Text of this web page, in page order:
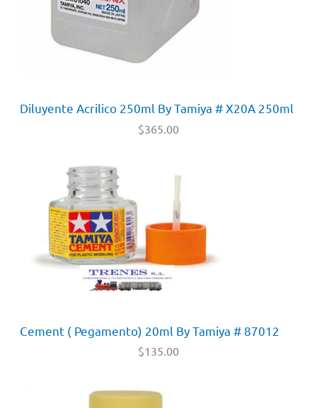
Diluyente Acrilico 250ml By Tamiya # X20A 250ml
$365.00
Cement ( Pegamento) 20ml By Tamiya # 87012
$135.00